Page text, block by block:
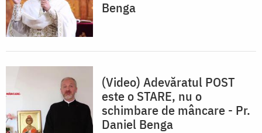
Benga
(Video) Adevăratul POST
este o STARE, nu o
schimbare de mâncare - Pr.
Daniel Benga